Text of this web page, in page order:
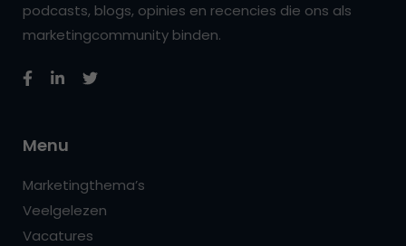
podcasts, blogs, opinies en recencies die ons als
marketingcommunity binden.
Menu
Marketingthema’s
Veelgelezen
Vacatures